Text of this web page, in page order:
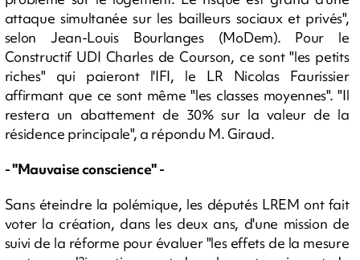
attaque simultanée sur les bailleurs sociaux et privés",
selon Jean-Louis Bourlanges (MoDem). Pour le
Constructif UDI Charles de Courson, ce sont "les petits
riches" qui paieront l'IFI, le LR Nicolas Faurissier
affirmant que ce sont même "les classes moyennes". "Il
restera un abattement de 30% sur la valeur de la
résidence principale", a répondu M. Giraud.
- "Mauvaise conscience" -
Sans éteindre la polémique, les députés LREM ont fait
voter la création, dans les deux ans, d'une mission de
suivi de la réforme pour évaluer "les effets de la mesure